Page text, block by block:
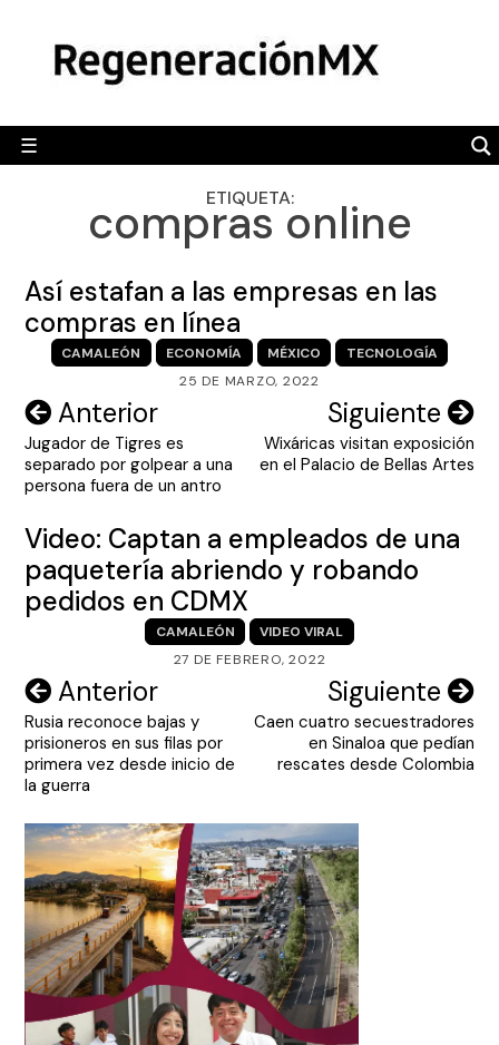
content
☰
POLÍTICA
CAMALEÓN
OPINIÓN
ENGLISH SECTION
VIDEOS
ETIQUETA:
compras online
Así estafan a las empresas en las
compras en línea
CAMALEÓN ECONOMÍA MÉXICO
TECNOLOGÍA
25 DE MARZO, 2022
Navegación
de
entradas
Anterior
Jugador de Tigres es
separado por golpear a una
persona fuera de un antro
Siguiente
Wixáricas visitan exposición
en el Palacio de Bellas Artes
Video: Captan a empleados de una
paquetería abriendo y robando
pedidos en CDMX
CAMALEÓN
VIDEO VIRAL
27 DE FEBRERO, 2022
Navegación
de
entradas
Anterior
Rusia reconoce bajas y
prisioneros en sus filas por
primera vez desde inicio de
la guerra
Siguiente
Caen cuatro secuestradores
en Sinaloa que pedían
rescates desde Colombia